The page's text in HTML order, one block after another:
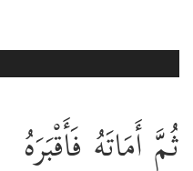
ثُمَّ أَمَاتَهُ فَأَقْبَرَهُ